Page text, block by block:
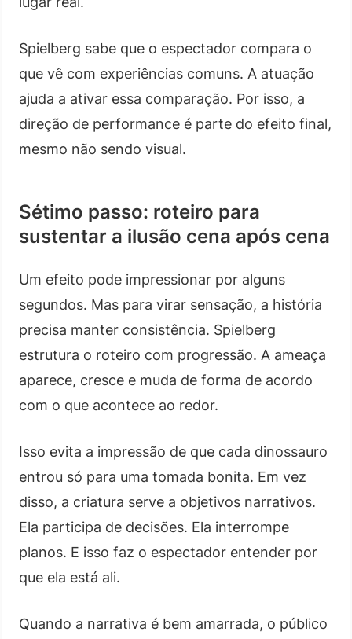
Spielberg sabe que o espectador compara o
que vê com experiências comuns. A atuação
ajuda a ativar essa comparação. Por isso, a
direção de performance é parte do efeito final,
mesmo não sendo visual.
Sétimo passo: roteiro para
sustentar a ilusão cena após cena
Um efeito pode impressionar por alguns
segundos. Mas para virar sensação, a história
precisa manter consistência. Spielberg
estrutura o roteiro com progressão. A ameaça
aparece, cresce e muda de forma de acordo
com o que acontece ao redor.
Isso evita a impressão de que cada dinossauro
entrou só para uma tomada bonita. Em vez
disso, a criatura serve a objetivos narrativos.
Ela participa de decisões. Ela interrompe
planos. E isso faz o espectador entender por
que ela está ali.
Quando a narrativa é bem amarrada, o público